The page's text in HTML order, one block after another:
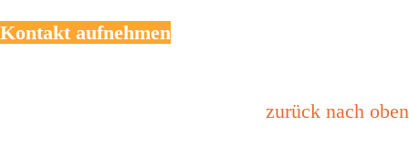
Kontakt aufnehmen
zurück nach oben